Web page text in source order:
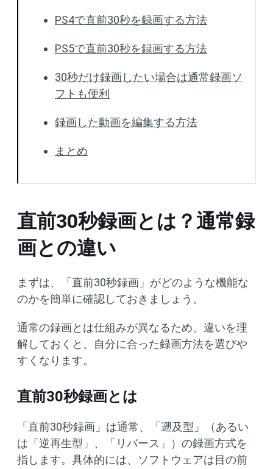
PS4で直前30秒を録画する方法
PS5で直前30秒を録画する方法
30秒だけ録画したい場合は通常録画ソ
フトも便利
録画した動画を編集する方法
まとめ
直前30秒録画とは？通常録
画との違い
まずは、「直前30秒録画」がどのような機能な
のかを簡単に確認しておきましょう。
通常の録画とは仕組みが異なるため、違いを理
解しておくと、自分に合った録画方法を選びや
すくなります。
直前30秒録画とは
「直前30秒録画」は通常、「遡及型」（あるい
は「逆再生型」、「リバース」）の録画方式を
指します。具体的には、ソフトウェアは目の前